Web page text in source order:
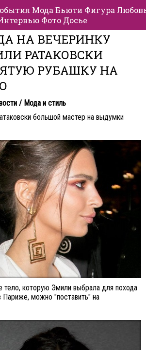
Мода Бьюти Фигура
Фото Досье
НА ВЕЧЕРИНКУ
РАТАКОВСКИ
РУБАШКУ НА
/ Мода и стиль
большой мастер на выдумки
тело, которую Эмили выбрала для похода
Париже, можно "поставить" на